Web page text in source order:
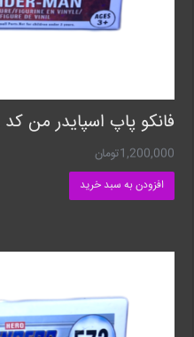
فانکو پاپ اسپایدر من کد 222
1,200,000تومان
افزودن به سبد خرید